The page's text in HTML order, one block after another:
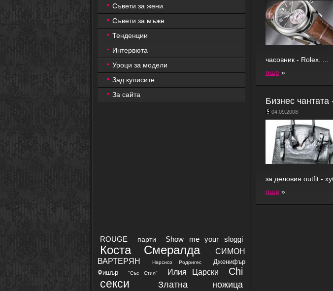
Съвети за жени
Съвети за мъже
Тенденции
Интервюта
Уроци за модели
Зад кулисите
За сайта
ROUGE парти Show me your sloggi
Коста Смералда
СИМОН
ВАРТЕРЯН
Нарсисо Родригес
Дженифър
Фишър
"Със Стил" Илия Царски Chi
секси Златна ножица
часовник - Rolex. ...
още »
Бизнес
04.09.2008
за деловия outfit -
още »